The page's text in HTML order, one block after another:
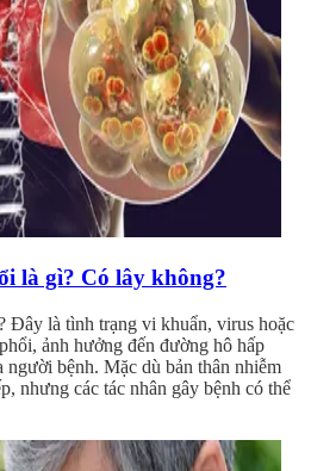
là gì? Có lây không?
Đây là tình trạng vi khuẩn, virus hoặc
ảnh hưởng đến đường hô hấp
người bệnh. Mặc dù bản thân nhiễm
nhưng các tác nhân gây bệnh có thể